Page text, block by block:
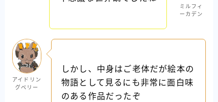
ミルフィ
ーカデン
アイドリン
グベリー
しかし、中身はご老体だが絵本の
物語として見るにも非常に面白味
のある作品だったぞ